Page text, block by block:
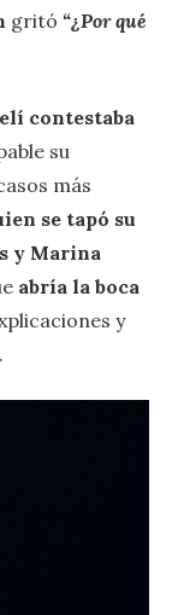
gritó “¿Por qué
contestaba
su
más
se tapó su
y Marina
abría la boca
y